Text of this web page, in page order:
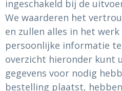
ingeschakeld bij de
We waarderen het
en zullen alles in het
persoonlijke informatie
overzicht hieronder kunt
gegevens voor nodig
bestelling plaatst,